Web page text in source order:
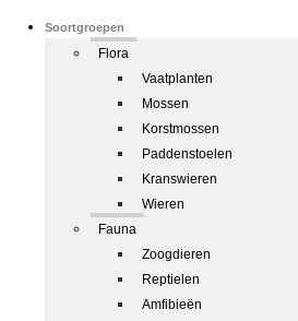
Soortgroepen
Flora
Vaatplanten
Mossen
Korstmossen
Paddenstoelen
Kranswieren
Wieren
Fauna
Zoogdieren
Reptielen
Amfibieën